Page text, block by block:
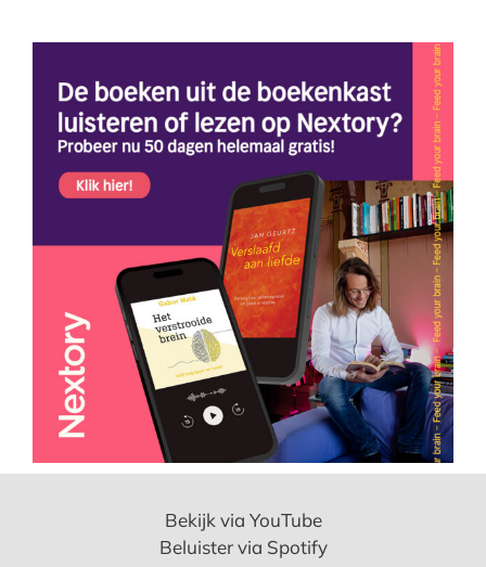
Bekijk via YouTube
Beluister via Spotify